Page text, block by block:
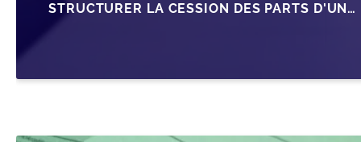
STRUCTURER LA CESSION DES PARTS D'UNE
SRL